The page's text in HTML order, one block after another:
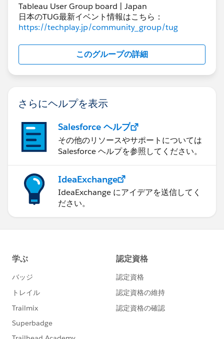
Tableau User Group board | Japan
日本のTUG最新イベント情報はこちら：
https://techplay.jp/community_group/tug
このグループの詳細
さらにヘルプを表示
Salesforce ヘルプ
その他のリソースやサポートについては
Salesforce ヘルプを参照してください。
IdeaExchange
IdeaExchange にアイデアを送信してく
ださい。